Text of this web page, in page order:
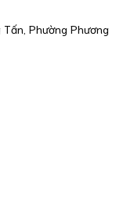
Tấn, Phường Phương